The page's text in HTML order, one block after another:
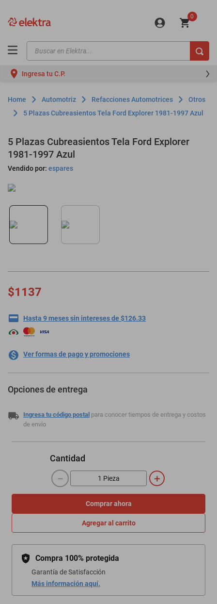
0
Buscar en Elektra...
Ingresa tu C.P.
Automotriz Refacciones Automotrices
Otros
5 Plazas Cubreasientos Tela Ford Explorer 1981-1997 Azul
5 Plazas Cubreasientos Tela Ford Explorer
1981-1997 Azul
Vendido por: espares
$1137
Hasta 9 meses sin intereses de $126.33
Ver formas de pago y promociones
Opciones de entrega
Ingresa tu código postal para conocer tiempos de entrega y costos
de envío
Cantidad
＋
－
Comprar ahora
Agregar al carrito
Compra 100% protegida
Garantía de Satisfacción
Más información aquí.
motos
moto
celulares
refrigeradores